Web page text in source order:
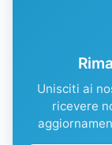
Unisciti ai
ricevere